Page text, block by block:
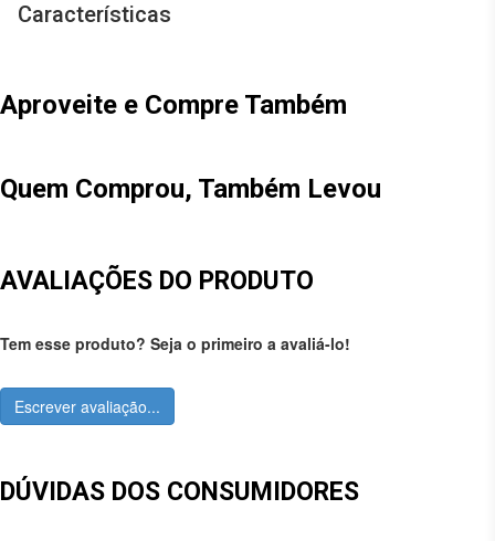
Características
Aproveite e Compre Também
Quem Comprou, Também Levou
AVALIAÇÕES DO PRODUTO
Tem esse produto? Seja o primeiro a avaliá-lo!
Escrever avaliação...
DÚVIDAS DOS CONSUMIDORES